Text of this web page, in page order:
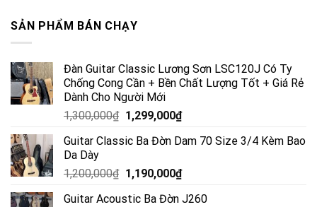
SẢN PHẨM BÁN CHẠY
Đàn Guitar Classic Lương Sơn LSC120J Có Ty
Chống Cong Cần + Bền Chất Lượng Tốt + Giá Rẻ
Dành Cho Người Mới
1,300,000₫ 1,299,000₫
Guitar Classic Ba Đờn Dam 70 Size 3/4 Kèm Bao
Da Dày
1,200,000₫ 1,190,000₫
Guitar Acoustic Ba Đờn J260